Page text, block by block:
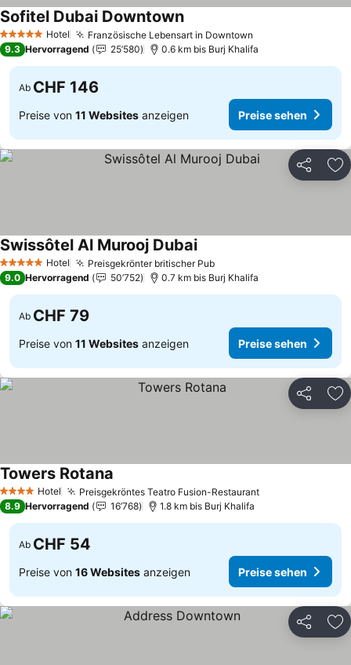
5 Sterne Hotel Französische Lebensart in Downtown
Sofitel Dubai Downtown
9.3 Hervorragend 25’580 0.6 km bis Burj Khalifa
Ab CHF 146
Preise von 11 Websites anzeigen Preise sehen
Teilen
5 Sterne Hotel Preisgekrönter britischer Pub
Swissôtel Al Murooj Dubai
9.0 Hervorragend 50’752 0.7 km bis Burj Khalifa
Ab CHF 79
Preise von 11 Websites anzeigen Preise sehen
Teilen
4 Sterne Hotel Preisgekröntes Teatro Fusion-Restaurant
Towers Rotana
8.9 Hervorragend 16’768 1.8 km bis Burj Khalifa
Ab CHF 54
Preise von 16 Websites anzeigen Preise sehen
Teilen